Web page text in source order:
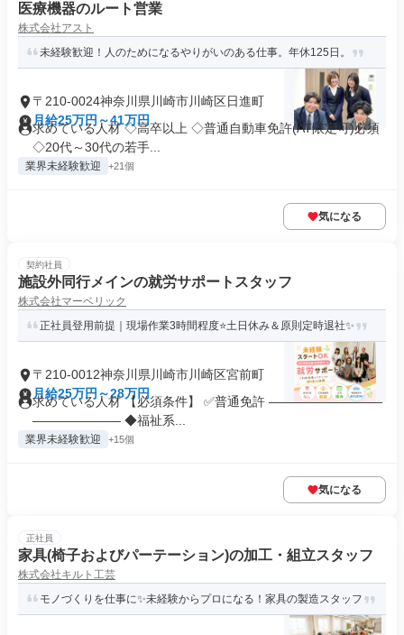
医療機器のルート営業
株式会社アスト
未経験歓迎！人のためになるやりがいのある仕事。年休125日。
〒210-0024神奈川県川崎市川崎区日進町
月給25万円～41万円
求めている人材 ◇高卒以上 ◇普通自動車免許(AT限定可)必須
◇20代～30代の若手...
業界未経験歓迎 +21個
気になる
契約社員
施設外同行メインの就労サポートスタッフ
株式会社マーベリック
正社員登用前提｜現場作業3時間程度⭐土日休み＆原則定時退社✨
〒210-0012神奈川県川崎市川崎区宮前町
月給25万円～28万円
求めている人材 【必須条件】 ✅普通免許 ―――――――――
――――――― ◆福祉系...
業界未経験歓迎 +15個
気になる
正社員
家具(椅子およびパーテーション)の加工・組立スタッフ
株式会社キルト工芸
モノづくりを仕事に✨未経験からプロになる！家具の製造スタッフ